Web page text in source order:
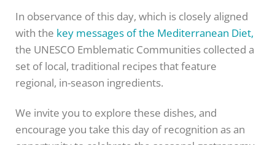
In observance of this day, which is closely aligned
with the key messages of the Mediterranean Diet,
the UNESCO Emblematic Communities collected a
set of local, traditional recipes that feature
regional, in-season ingredients.
We invite you to explore these dishes, and
encourage you take this day of recognition as an